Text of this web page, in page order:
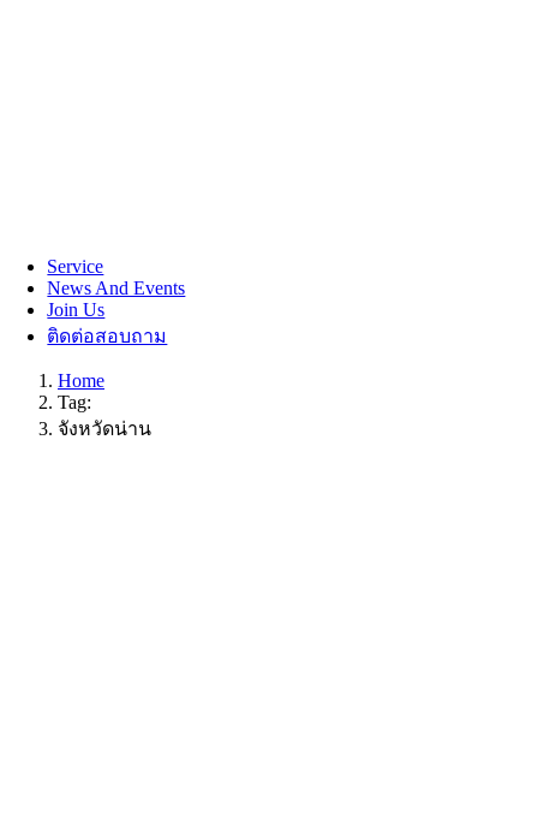
Service
News And Events
Join Us
ติดต่อสอบถาม
Home
Tag:
จังหวัดน่าน